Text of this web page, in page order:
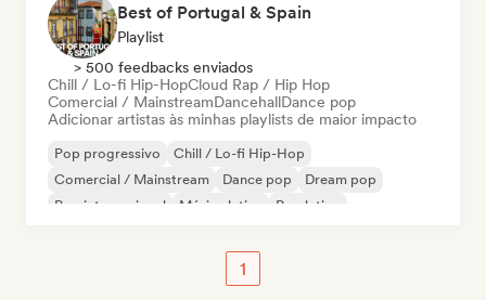
Best of Portugal & Spain
Playlist
> 500 feedbacks enviados
Chill / Lo-fi Hip-HopCloud Rap / Hip Hop
Comercial / MainstreamDancehallDance pop
Adicionar artistas às minhas playlists de maior impacto
Pop progressivo
Chill / Lo-fi Hip-Hop
Comercial / Mainstream
Dance pop
Dream pop
Pop internacional
Música latina Pop latino
1